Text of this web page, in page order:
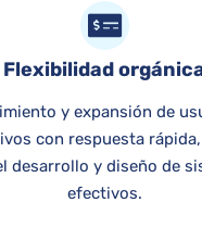
Flexibilidad
y expansión de
con respuesta
desarrollo y diseño de
efectivos.